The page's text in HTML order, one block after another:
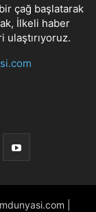
çağ başlatarak
İlkeli haber
ulaştırıyoruz.
|